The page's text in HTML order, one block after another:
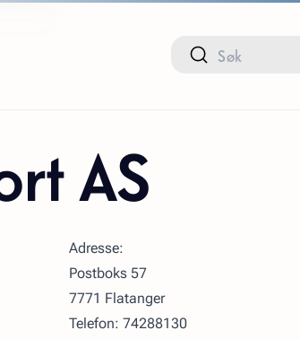
AS
Adresse:
Postboks 57
7771 Flatanger
Telefon: 74288130